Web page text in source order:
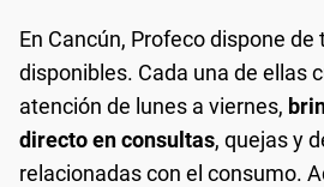
En Cancún, Profeco dispone
disponibles. Cada una de ellas
atención de lunes a viernes,
directo en consultas, quejas y
relacionadas con el consumo.